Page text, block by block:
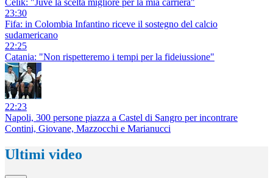
23:30
Fifa: in Colombia Infantino riceve il sostegno del calcio
sudamericano
22:25
Catania: "Non rispetteremo i tempi per la fideiussione"
22:23
Napoli, 300 persone piazza a Castel di Sangro per incontrare
Contini, Giovane, Mazzocchi e Marianucci
Ultimi video